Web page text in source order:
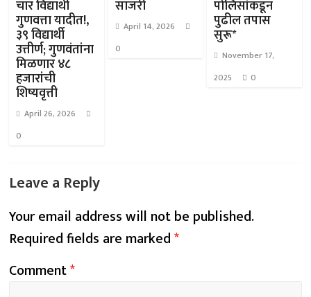
चार विद्यार्थी
गुणवत्ता यादीत!,
३९ विद्यार्थी
उत्तीर्ण; गुणवंतांना
मिळणार ४८
हजारांची
शिष्यवृत्ती
April 26, 2026
0
साजरी
April 14, 2026
0
पोलिसांकडून
पुढील तपास
सुरू*
November 17,
2025
0
Leave a Reply
Your email address will not be published.
Required fields are marked*
Comment*